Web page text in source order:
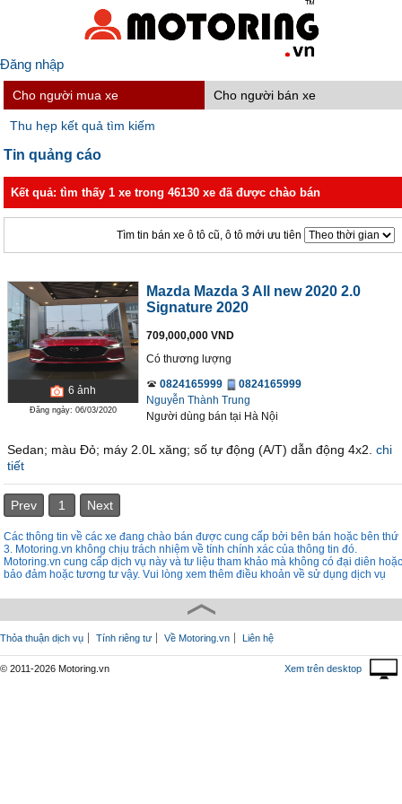
Đăng nhập
Cho người mua xe Cho người bán xe
Thu hẹp kết quả tìm kiếm
Tin quảng cáo
Kết quả: tìm thấy 1 xe trong 46130 xe đã được chào bán
Tìm tin bán xe ô tô cũ, ô tô mới ưu tiên
6 ảnh
Đăng ngày: 06/03/2020
Mazda Mazda 3 All new 2020 2.0
Signature 2020
709,000,000 VND
Có thương lượng
0824165999
0824165999
Nguyễn Thành Trung
Người dùng bán tại Hà Nội
Sedan; màu Đỏ; máy 2.0L xăng; số tự động (A/T) dẫn động 4x2. chi
tiết
Prev 1 Next
Các thông tin về các xe đang chào bán được cung cấp bởi bên bán hoặc bên thứ
3. Motoring.vn không chịu trách nhiệm về tính chính xác của thông tin đó.
Motoring.vn cung cấp dịch vụ này và tư liệu tham khảo mà không có đại diên hoặc
bảo đảm hoặc tương tư vậy. Vui lòng xem thêm điều khoản về sử dụng dịch vụ
Thỏa thuận dịch vụ Tính riêng tư Về Motoring.vn Liên hệ
© 2011-2026 Motoring.vn Xem trên desktop